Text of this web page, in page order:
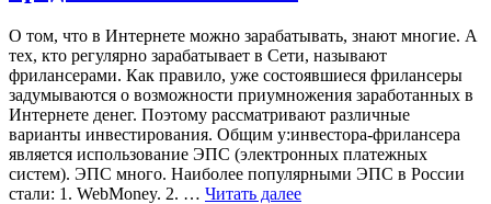
О том, что в Интернете можно зарабатывать, знают многие. А
тех, кто регулярно зарабатывает в Сети, называют
фрилансерами. Как правило, уже состоявшиеся фрилансеры
задумываются о возможности приумножения заработанных в
Интернете денег. Поэтому рассматривают различные
варианты инвестирования. Общим у:инвестора-фрилансера
является использование ЭПС (электронных платежных
систем). ЭПС много. Наиболее популярными ЭПС в России
стали: 1. WebMoney. 2. … Читать далее